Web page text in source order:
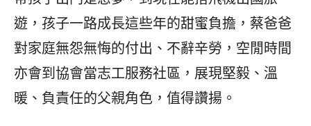
遊，孩子一路成長這些年的甜蜜負擔，蔡爸爸
對家庭無怨無悔的付出、不辭辛勞，空閒時間
亦會到協會當志工服務社區，展現堅毅、溫
暖、負責任的父親角色，值得讚揚。